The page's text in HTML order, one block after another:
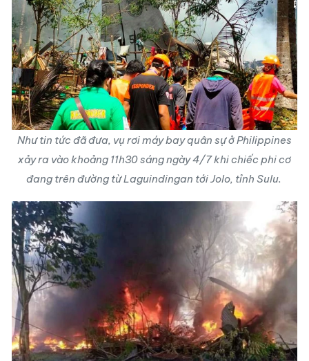
Như tin tức đã đưa, vụ rơi máy bay quân sự ở Philippines
xảy ra vào khoảng 11h30 sáng ngày 4/7 khi chiếc phi cơ
đang trên đường từ Laguindingan tới Jolo, tỉnh Sulu.